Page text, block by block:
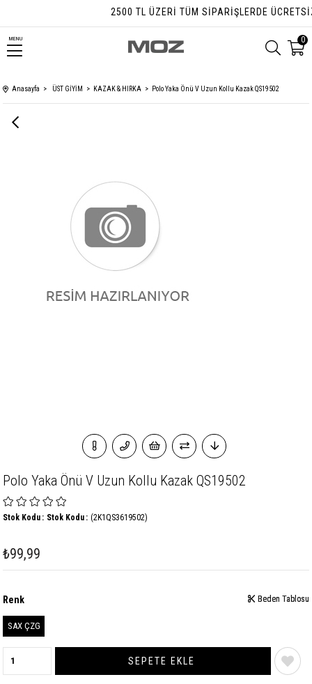
2500 TL ÜZERI TÜM SIPARIŞLERDE ÜCRETSIZ
MENU 0
Anasayfa ÜST GİYİM KAZAK & HIRKA Polo Yaka Önü V Uzun Kollu Kazak QS19502
Polo Yaka Önü V Uzun Kollu Kazak QS19502
(2K1QS3619502)
Stok Kodu Stok Kodu
₺99,99
Renk
SAX ÇZG
Beden Tablosu
Beden Tablosu